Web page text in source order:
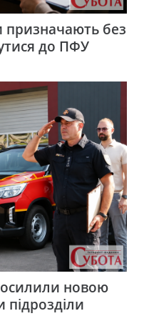
призначають без
до ПФУ
новою